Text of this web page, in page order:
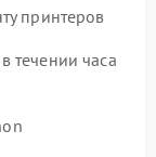
принтеров
течении часа